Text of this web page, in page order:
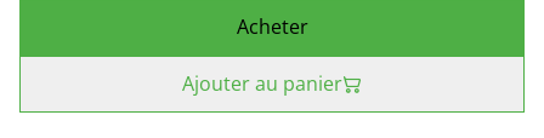
Acheter
Ajouter au panier